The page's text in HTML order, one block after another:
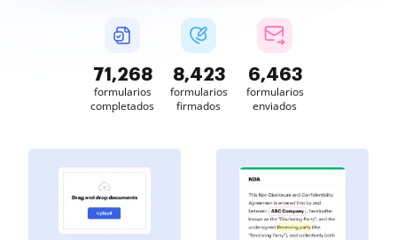
71,268
formularios
completados
8,423
formularios
firmados
6,463
formularios
enviados